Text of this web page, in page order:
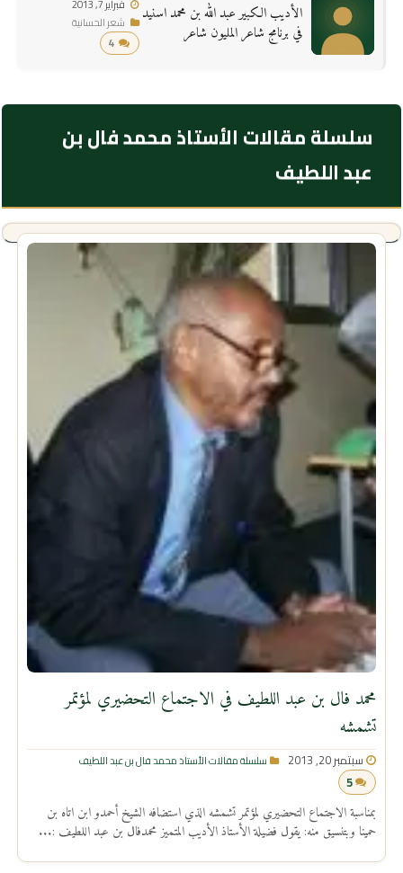
الأديب الكبير عبد الله بن محمد اسنيد
في برنامج شاعر المليون شاعر
فبراير 7, 2013
شعر الحسانية
4
سلسلة مقالات الأستاذ محمد فال بن
عبد اللطيف
محمد فال بن عبد اللطيف في الاجتماع التحضيري لمؤتمر
تشمشه
سبتمبر 20, 2013 سلسلة مقالات الأستاذ محمد فال بن عبد اللطيف
5
بمناسبة الاجتماع التحضيري لمؤتمر تشمشه الذي استضافه الشيخ أحمدو ابن اتاه بن
حمينا وبتنسيق منه: يقول فضيلة الأستاذ الأديب المتميز محمدفال بن عبد اللطيف :...